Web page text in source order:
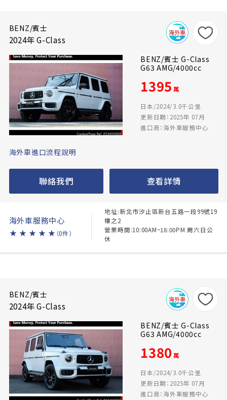
BENZ/賓士
2024年 G-Class
BENZ/賓士 G-Class
G63 AMG/4000cc
1395 萬
日本/2024/3.0千公里
更新日期：2025年 07月
進口商：海外車服務中心
海外車進口流程說明
聯絡我們 查看詳情
海外車服務中心
★ ★ ★ ★ ★ （0件）
地址:新北市汐止區新台五路一段99號19
樓之2
營業時間:10:00AM~18:00PM 周六日公
休
BENZ/賓士
2024年 G-Class
BENZ/賓士 G-Class
G63 AMG/4000cc
1380 萬
日本/2024/3.0千公里
更新日期：2025年 07月
進口商：海外車服務中心